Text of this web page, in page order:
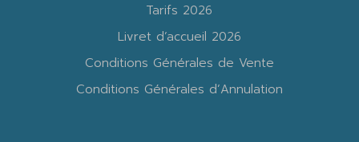
Tarifs 2026
Livret d’accueil 2026
Conditions Générales de Vente
Conditions Générales d’Annulation